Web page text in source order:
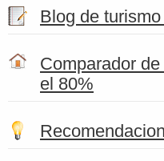
Blog de
Comparador
el 80%